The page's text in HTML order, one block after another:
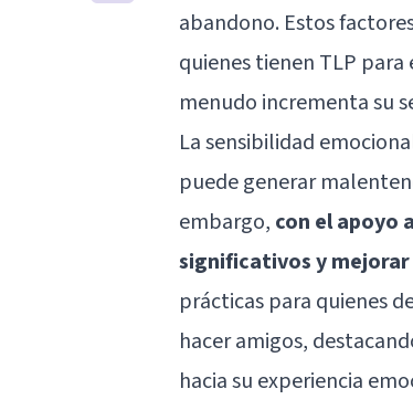
abandono. Estos
quienes tienen TLP
menudo incrementa su
La sensibilidad
puede generar
embargo, con el apoyo
significativos y mejorar
prácticas para quienes
hacer amigos,
hacia su experiencia